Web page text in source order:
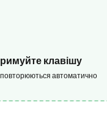
клавішу
автоматично